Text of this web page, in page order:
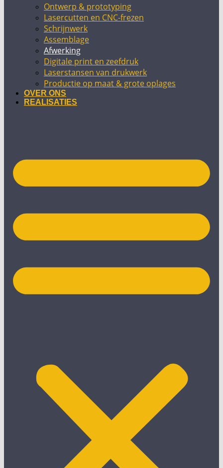
Ontwerp & prototyping
Lasercutten en CNC-frezen
Schrijnwerk
Assemblage
Afwerking
Digitale print en zeefdruk
Laserstansen van drukwerk
Productie op maat & grote oplages
OVER ONS
REALISATIES